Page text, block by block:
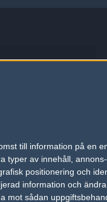
till information på en
typer av innehåll,
positionering och
information och
mot sådan